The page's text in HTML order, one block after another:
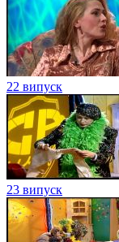
22 випуск
23 випуск